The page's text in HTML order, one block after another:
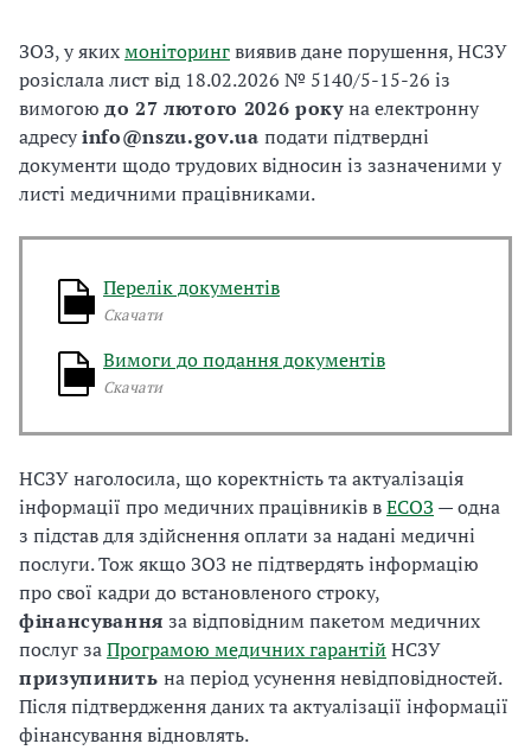
ЗОЗ, у якихмоніторингвиявив дане порушення, НСЗУ
розіслала лист від 18.02.2026 № 5140/5-15-26 із
вимогою до 27 лютого 2026 рокуна електронну
адресуinfo@nszu.gov.ua подати підтвердні
документи щодо трудових відносин із зазначеними у
листі медичними працівниками.
Перелік документів
Скачати
Вимоги до подання документів
Скачати
НСЗУ наголосила, що коректність та актуалізація
інформації про медичних працівників вЕСОЗ — одна
з підстав для здійснення оплати за надані медичні
послуги. Тож якщо ЗОЗ не підтвердять інформацію
про свої кадри до встановленого строку,
фінансування за відповідним пакетом медичних
послуг заПрограмою медичних гарантій НСЗУ
призупинить на період усунення невідповідностей.
Після підтвердження даних та актуалізації інформації
фінансування відновлять.